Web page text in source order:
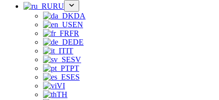
RU
DA
EN
FR
DE
IT
SV
PT
ES
VI
TH